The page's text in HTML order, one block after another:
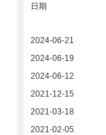
日期
2024-06-21
2024-06-19
2024-06-12
2021-12-15
2021-03-18
2021-02-05